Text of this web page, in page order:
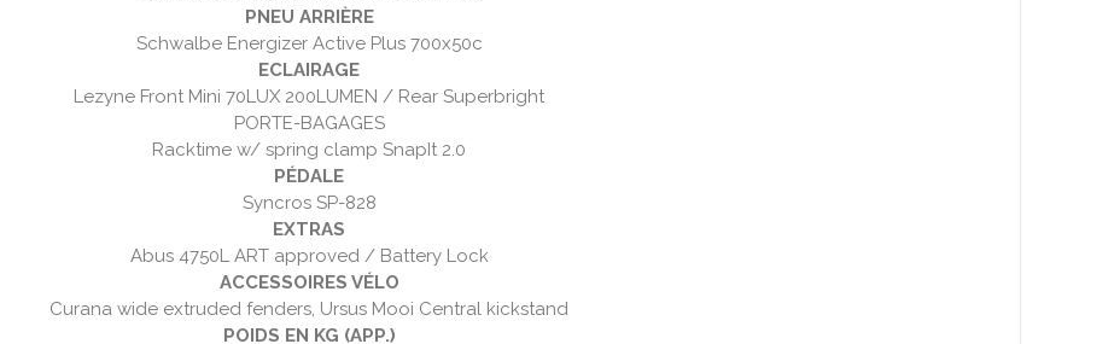
PNEU ARRIÈRE
Schwalbe Energizer Active Plus 700x50c
ECLAIRAGE
Lezyne Front Mini 70LUX 200LUMEN / Rear Superbright
PORTE-BAGAGES
Racktime w/ spring clamp SnapIt 2.0
PÉDALE
Syncros SP-828
EXTRAS
Abus 4750L ART approved / Battery Lock
ACCESSOIRES VÉLO
Curana wide extruded fenders, Ursus Mooi Central kickstand
POIDS EN KG (APP.)